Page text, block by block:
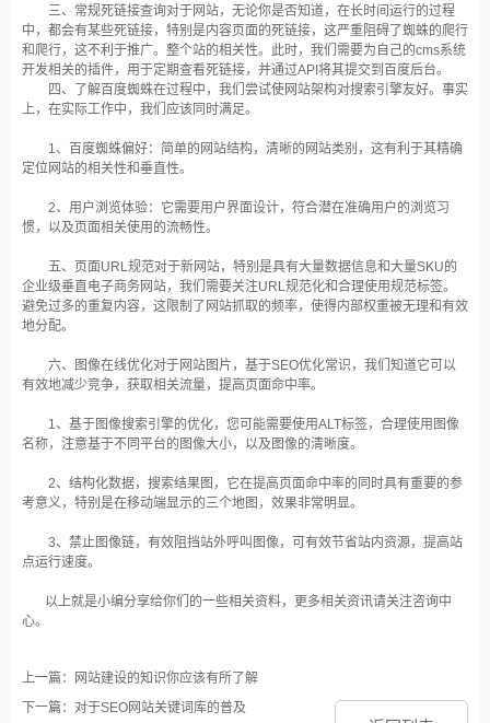
三、常规死链接查询对于网站，无论你是否知道，在长时间运行的过程
中，都会有某些死链接，特别是内容页面的死链接，这严重阻碍了蜘蛛的爬行
和爬行，这不利于推广。整个站的相关性。此时，我们需要为自己的cms系统
开发相关的插件，用于定期查看死链接，并通过API将其提交到百度后台。
四、了解百度蜘蛛在过程中，我们尝试使网站架构对搜索引擎友好。事实
上，在实际工作中，我们应该同时满足。
1、百度蜘蛛偏好：简单的网站结构，清晰的网站类别，这有利于其精确
定位网站的相关性和垂直性。
2、用户浏览体验：它需要用户界面设计，符合潜在准确用户的浏览习
惯，以及页面相关使用的流畅性。
五、页面URL规范对于新网站，特别是具有大量数据信息和大量SKU的
企业级垂直电子商务网站，我们需要关注URL规范化和合理使用规范标签。
避免过多的重复内容，这限制了网站抓取的频率，使得内部权重被无理和有效
地分配。
六、图像在线优化对于网站图片，基于SEO优化常识，我们知道它可以
有效地减少竞争，获取相关流量，提高页面命中率。
1、基于图像搜索引擎的优化，您可能需要使用ALT标签，合理使用图像
名称，注意基于不同平台的图像大小，以及图像的清晰度。
2、结构化数据，搜索结果图，它在提高页面命中率的同时具有重要的参
考意义，特别是在移动端显示的三个地图，效果非常明显。
3、禁止图像链，有效阻挡站外呼叫图像，可有效节省站内资源，提高站
点运行速度。
以上就是小编分享给你们的一些相关资料，更多相关资讯请关注咨询中
心。
上一篇：网站建设的知识你应该有所了解
下一篇：对于SEO网站关键词库的普及